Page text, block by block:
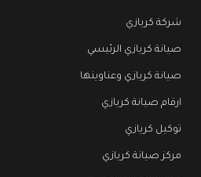
شركة كريازي
صيانة كريازي الرئيسي
صيانة كريازي وعناوينها
ارقام صيانة كريازي
توكيل كريازي
مركز صيانة كريازي